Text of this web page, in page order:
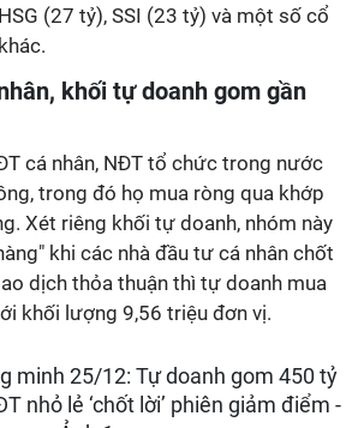
(27 tỷ), SSI (23 tỷ) và một số cổ
khối tự doanh gom gần
cá nhân, NĐT tổ chức trong nước
trong đó họ mua ròng qua khớp
Xét riêng khối tự doanh, nhóm này
khi các nhà đầu tư cá nhân chốt
dịch thỏa thuận thì tự doanh mua
khối lượng 9,56 triệu đơn vị.